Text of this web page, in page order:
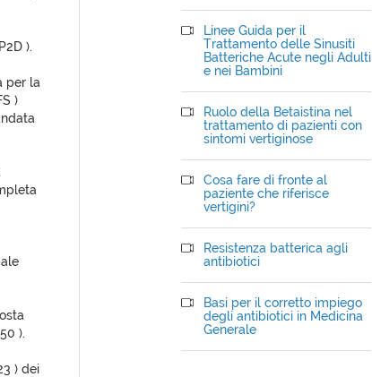
).
per la
)
).
) dei
Linee Guida per il
Trattamento delle Sinusiti
Batteriche Acute negli Adulti
e nei Bambini
Ruolo della Betaistina nel
trattamento di pazienti con
sintomi vertiginose
Cosa fare di fronte al
paziente che riferisce
vertigini?
Resistenza batterica agli
antibiotici
Basi per il corretto impiego
degli antibiotici in Medicina
Generale